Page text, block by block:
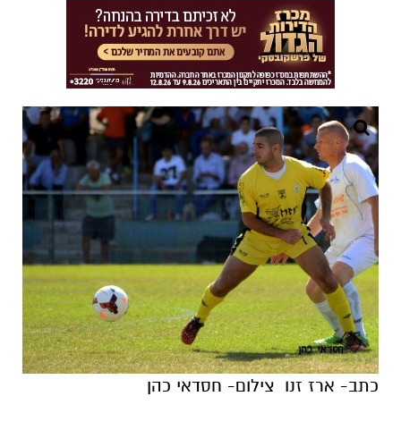
כתב- ארז זנו צילום- חסדאי כהן